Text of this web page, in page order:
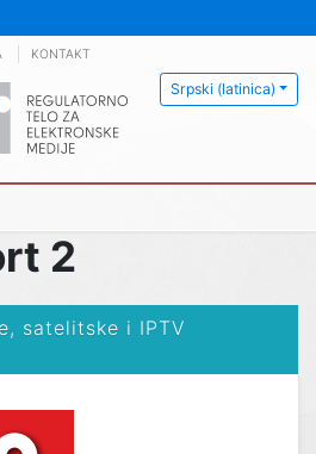
Srpski (latinica)
KONTAKT
2
satelitske i IPTV